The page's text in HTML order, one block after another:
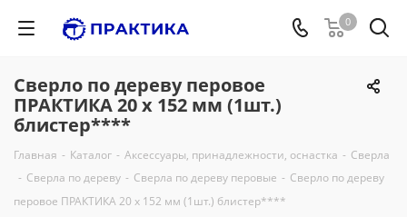
0
Сверло по дереву перовое
ПРАКТИКА 20 х 152 мм (1шт.)
блистер****
Главная - Каталог - Аксессуары, принадлежности, оснастка - Сверла
- Сверла по дереву - Сверла по дереву перовые - Сверло по дереву
перовое ПРАКТИКА 20 х 152 мм (1шт.) блистер****